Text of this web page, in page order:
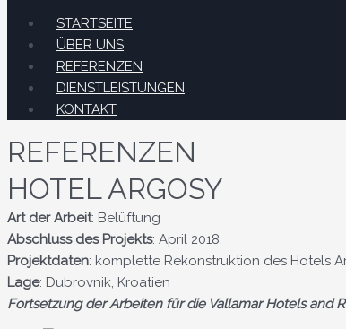
STARTSEITE
ÜBER UNS
REFERENZEN
DIENSTLEISTUNGEN
KONTAKT
REFERENZEN
HOTEL ARGOSY
Art der Arbeit: Belüftung
Abschluss des Projekts: April 2018.
Projektdaten: komplette Rekonstruktion des Hotels
Lage: Dubrovnik, Kroatien
Fortsetzung der Arbeiten für die Vallamar Hotels and